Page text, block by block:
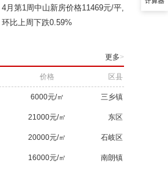
4月第1周中山新房价格11469元/平,
环比上周下跌0.59%
更多>
价格 区县
6000元/㎡ 三乡镇
21000元/㎡ 东区
20000元/㎡ 石岐区
16000元/㎡ 南朗镇